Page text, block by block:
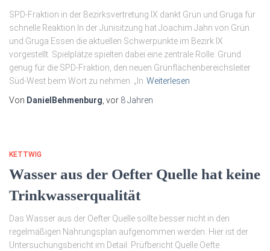
SPD-Fraktion in der Bezirksvertretung IX dankt Grün und Gruga für
schnelle Reaktion In der Junisitzung hat Joachim Jahn von Grün
und Gruga Essen die aktuellen Schwerpunkte im Bezirk IX
vorgestellt. Spielplätze spielten dabei eine zentrale Rolle. Grund
genug für die SPD-Fraktion, den neuen Grünflächenbereichsleiter
Süd-West beim Wort zu nehmen. „In Weiterlesen
Von DanielBehmenburg , vor 8 Jahren
KETTWIG
Wasser aus der Oefter Quelle hat keine
Trinkwasserqualität
Das Wasser aus der Oefter Quelle sollte besser nicht in den
regelmäßigen Nahrungsplan aufgenommen werden. Hier ist der
Untersuchungsbericht im Detail: Prüfbericht Quelle Oefte